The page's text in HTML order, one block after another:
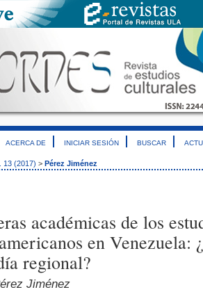
ACERCA DE INICIAR SESIÓN BUSCAR
13 (2017) > Pérez Jiménez
académicas de los
en Venezuela:
regional?
Jiménez